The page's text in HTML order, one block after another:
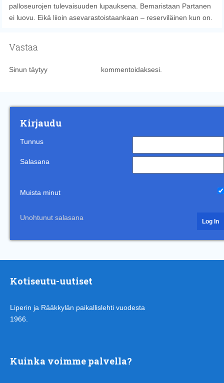
nostoa
Liperin
palloseurojen tulevaisuuden lupauksena. Bemaristaan Partanen
ei luovu. Eikä liioin asevarastoistaankaan – reserviläinen kun on.
Vastaa
Sinun täytyy kommentoidaksesi.
Kirjaudu
Tunnus
Salasana
Muista minut
Unohtunut salasana
Kotiseutu-uutiset
Liperin ja Rääkkylän paikallislehti vuodesta
1966.
Kuinka voimme palvella?